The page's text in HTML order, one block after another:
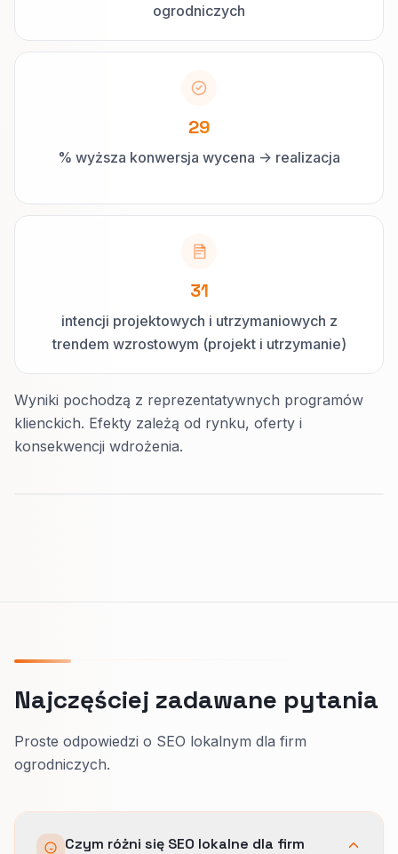
ogrodniczych
29
% wyższa konwersja wycena -> realizacja
31
intencji projektowych i utrzymaniowych z
trendem wzrostowym (projekt i utrzymanie)
Wyniki pochodzą z reprezentatywnych programów
klienckich. Efekty zależą od rynku, oferty i
konsekwencji wdrożenia.
Najczęściej zadawane pytania
Proste odpowiedzi o SEO lokalnym dla firm
ogrodniczych.
Czym różni się SEO lokalne dla firm